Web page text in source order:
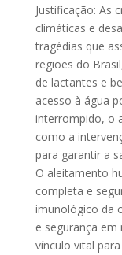
Justificação: As
climáticas e
tragédias que
regiões do
de lactantes e
acesso à água
interrompido, o
como a
para garantir a
O aleitamento
completa e
imunológico da
e segurança
vínculo vital